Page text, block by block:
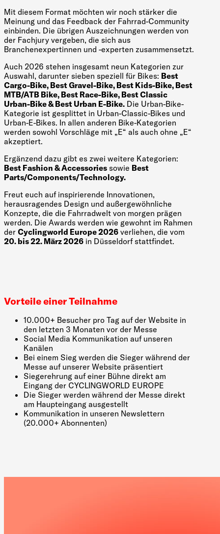
Mit diesem Format möchten wir noch stärker die
Meinung und das Feedback der Fahrrad-Community
einbinden. Die übrigen Auszeichnungen werden von
der Fachjury vergeben, die sich aus
Branchenexpertinnen und -experten zusammensetzt.
Auch 2026 stehen insgesamt neun Kategorien zur
Auswahl, darunter sieben speziell für Bikes: Best
Cargo-Bike, Best Gravel-Bike, Best Kids-Bike, Best
MTB/ATB Bike, Best Race-Bike, Best Classic
Urban-Bike & Best Urban E-Bike. Die Urban-Bike-
Kategorie ist gesplittet in Urban-Classic-Bikes und
Urban-E-Bikes. In allen anderen Bike-Kategorien
werden sowohl Vorschläge mit „E“ als auch ohne „E“
akzeptiert.
Ergänzend dazu gibt es zwei weitere Kategorien:
Best Fashion & Accessories sowie Best
Parts/Components/Technology.
Freut euch auf inspirierende Innovationen,
herausragendes Design und außergewöhnliche
Konzepte, die die Fahrradwelt von morgen prägen
werden. Die Awards werden wie gewohnt im Rahmen
der Cyclingworld Europe 2026 verliehen, die vom
20. bis 22. März 2026 in Düsseldorf stattfindet.
Vorteile einer Teilnahme
10.000+ Besucher pro Tag auf der Website in
den letzten 3 Monaten vor der Messe
Social Media Kommunikation auf unseren
Kanälen
Bei einem Sieg werden die Sieger während der
Messe auf unserer Website präsentiert
Siegerehrung auf einer Bühne direkt am
Eingang der CYCLINGWORLD EUROPE
Die Sieger werden während der Messe direkt
am Haupteingang ausgestellt
Kommunikation in unseren Newslettern
(20.000+ Abonnenten)